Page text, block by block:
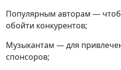
Популярным авторам —
обойти конкурентов;
Музыкантам — для
спонсоров;